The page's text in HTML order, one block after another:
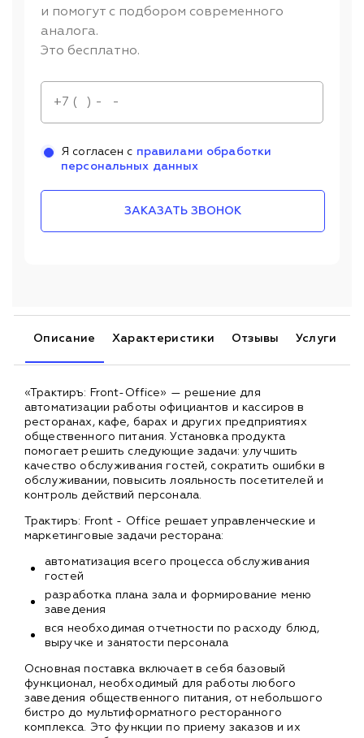
и помогут с подбором современного
аналога.
Это бесплатно.
Я согласен с правилами обработки
персональных данных
ЗАКАЗАТЬ ЗВОНОК
Описание Характеристики Отзывы Услуги
«Трактиръ: Front-Office» — решение для
автоматизации работы официантов и кассиров в
ресторанах, кафе, барах и других предприятиях
общественного питания. Установка продукта
помогает решить следующие задачи: улучшить
качество обслуживания гостей, сократить ошибки в
обслуживании, повысить лояльность посетителей и
контроль действий персонала.
Трактиръ: Front - Office решает управленческие и
маркетинговые задачи ресторана:
автоматизация всего процесса обслуживания
гостей
разработка плана зала и формирование меню
заведения
вся необходимая отчетности по расходу блюд,
выручке и занятости персонала
Основная поставка включает в себя базовый
функционал, необходимый для работы любого
заведения общественного питания, от небольшого
бистро до мультиформатного ресторанного
комплекса. Это функции по приему заказов и их